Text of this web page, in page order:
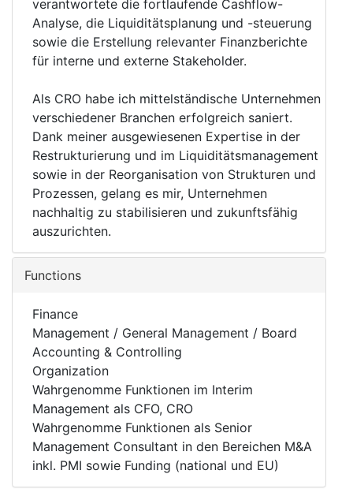
verantwortete die fortlaufende Cashflow-
Analyse, die Liquiditätsplanung und -steuerung
sowie die Erstellung relevanter Finanzberichte
für interne und externe Stakeholder.
Als CRO habe ich mittelständische Unternehmen
verschiedener Branchen erfolgreich saniert.
Dank meiner ausgewiesenen Expertise in der
Restrukturierung und im Liquiditätsmanagement
sowie in der Reorganisation von Strukturen und
Prozessen, gelang es mir, Unternehmen
nachhaltig zu stabilisieren und zukunftsfähig
auszurichten.
Functions
Finance
Management / General Management / Board
Accounting & Controlling
Organization
Wahrgenomme Funktionen im Interim
Management als CFO, CRO
Wahrgenomme Funktionen als Senior
Management Consultant in den Bereichen M&A
inkl. PMI sowie Funding (national und EU)